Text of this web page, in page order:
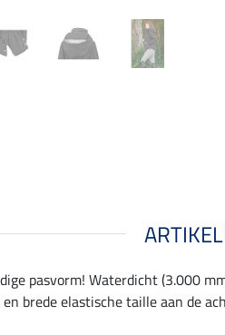
pasvorm! Waterdicht (3.000
brede elastische taille aan de